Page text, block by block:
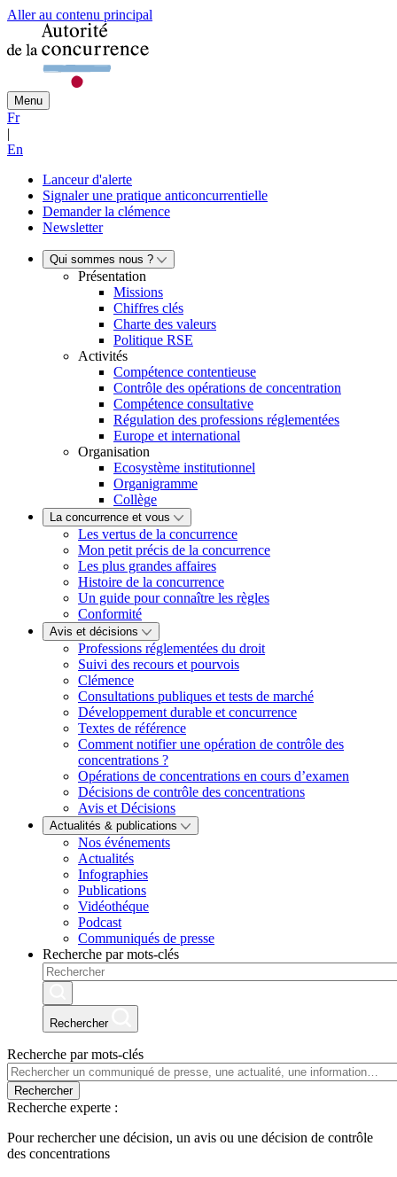
Aller au contenu principal
Menu
Fr
|
En
Lanceur d'alerte
Signaler une pratique anticoncurrentielle
Demander la clémence
Newsletter
Qui sommes nous ?
Présentation
Missions
Chiffres clés
Charte des valeurs
Politique RSE
Activités
Compétence contentieuse
Contrôle des opérations de concentration
Compétence consultative
Régulation des professions réglementées
Europe et international
Organisation
Ecosystème institutionnel
Organigramme
Collège
La concurrence et vous
Les vertus de la concurrence
Mon petit précis de la concurrence
Les plus grandes affaires
Histoire de la concurrence
Un guide pour connaître les règles
Conformité
Avis et décisions
Professions réglementées du droit
Suivi des recours et pourvois
Clémence
Consultations publiques et tests de marché
Développement durable et concurrence
Textes de référence
Comment notifier une opération de contrôle des
concentrations ?
Opérations de concentrations en cours d’examen
Décisions de contrôle des concentrations
Avis et Décisions
Actualités & publications
Nos événements
Actualités
Infographies
Publications
Vidéothéque
Podcast
Communiqués de presse
Recherche par mots-clés
Rechercher
Recherche par mots-clés
Rechercher
Recherche experte :
Pour rechercher une décision, un avis ou une décision de contrôle
des concentrations